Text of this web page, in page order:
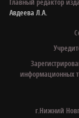
Авдеева Л.А.
информационных
г.Нижний